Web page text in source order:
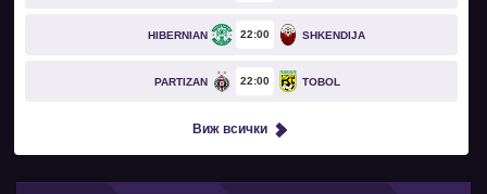
HIBERNIAN 22 00 SHKENDIJA
PARTIZAN 22 00 TOBOL
Виж всички